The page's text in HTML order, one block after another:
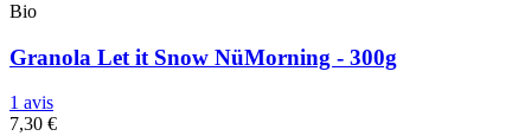
Bio
Granola Let it Snow NüMorning - 300g
1 avis
7,30 €